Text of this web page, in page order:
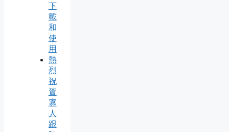
下
載
和
使
用
熱
烈
祝
賀
寡
人
跟